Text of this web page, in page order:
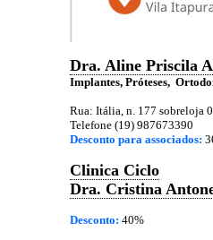
Dra. Aline Priscila
Implantes, Próteses,
Rua: Itália, n. 177 sobreloja
Telefone (19) 987673390
Desconto para associados:
Clinica Ciclo
Dra. Cristina
Desconto: 40%